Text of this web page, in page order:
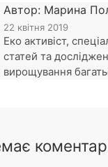
Автор: Марина
22 квітня 2019
Еко активіст,
статей та
вирощування